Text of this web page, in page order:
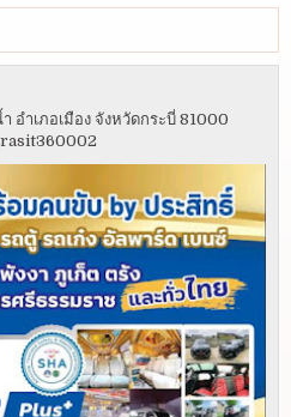
อำเภอเมือง จังหวัดกระบี่ 81000